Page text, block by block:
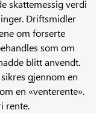
skattemessig verdi
Driftsmidler
om forserte
som om
blitt anvendt.
gjennom en
en «venterente».
rente.